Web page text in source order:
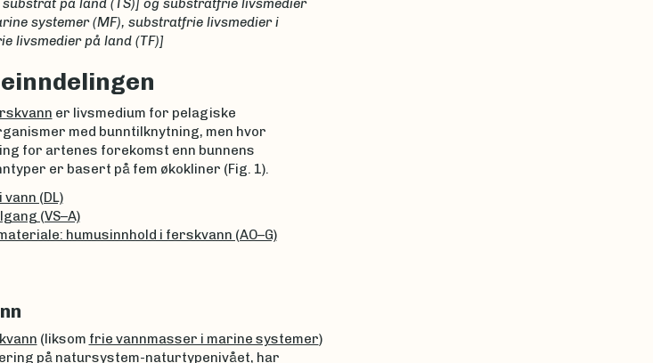
systemer (MF), substratfrie livsmedier i
livsmedier på land (TF)]
er livsmedium for pelagiske
med bunntilknytning, men hvor
for artenes forekomst enn bunnens
er basert på fem økokliner (Fig. 1).
(DL)
(VS–A)
humusinnhold i ferskvann (AO–G)
(liksom frie vannmasser i marine systemer)
på natursystem-naturtypenivået, har